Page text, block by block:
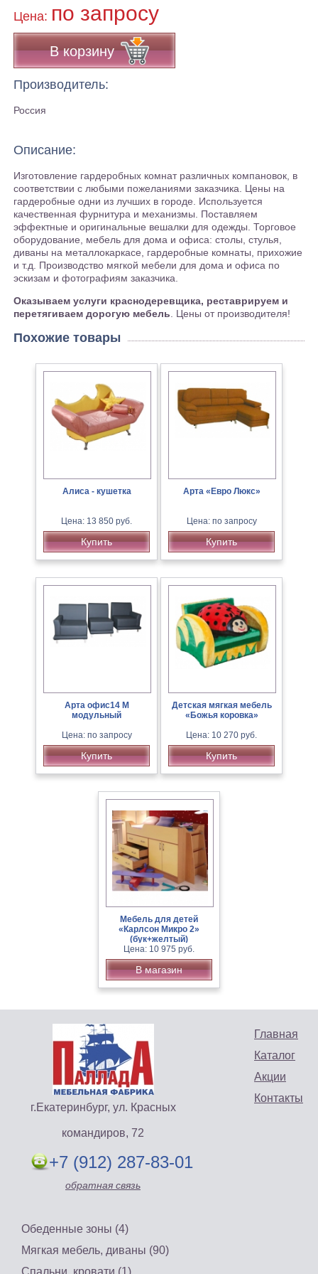
Цена: по запросу
В корзину
Производитель:
Россия
Описание:
Изготовление гардеробных комнат различных компановок, в
соответствии с любыми пожеланиями заказчика. Цены на
гардеробные одни из лучших в городе. Используется
качественная фурнитура и механизмы. Поставляем
эффектные и оригинальные вешалки для одежды. Торговое
оборудование, мебель для дома и офиса: столы, стулья,
диваны на металлокаркасе, гардеробные комнаты, прихожие
и т.д. Производство мягкой мебели для дома и офиса по
эскизам и фотографиям заказчика.
Оказываем услуги краснодеревщика, реставрируем и
перетягиваем дорогую мебель . Цены от производителя!
Похожие товары
Алиса - кушетка
Цена: 13 850 руб.
Купить
Арта «Евро Люкс»
Цена: по запросу
Купить
Арта офис14 М
модульный
Цена: по запросу
Купить
Детская мягкая мебель
«Божья коровка»
Цена: 10 270 руб.
Купить
Мебель для детей
«Карлсон Микро 2»
(бук+желтый)
Цена: 10 975 руб.
В магазин
Главная
Каталог
Акции
Контакты
г.Екатеринбург, ул. Красных
командиров, 72
+7 (912) 287-83-01
обратная связь
Обеденные зоны (4)
Мягкая мебель, диваны (90)
Спальни, кровати (1)